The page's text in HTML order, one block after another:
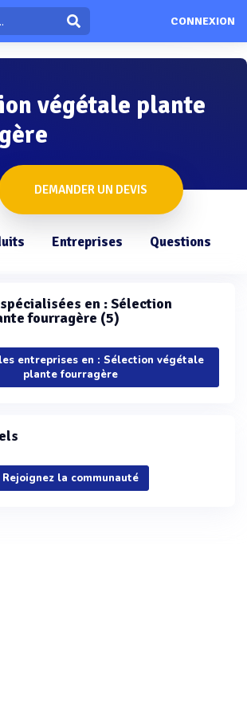
CONNEXION
végétale plante
DEMANDER UN DEVIS
Entreprises Questions
en : Sélection
fourragère (5)
entreprises en : Sélection végétale
plante fourragère
Rejoignez la communauté